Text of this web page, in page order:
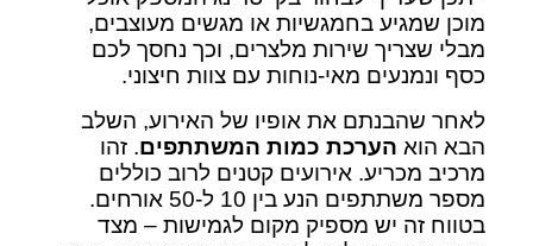
מוכן שמגיע בחמגשיות או מגשים מעוצבים,
מבלי שצריך שירות מלצרים, וכך נחסך לכם
כסף ונמנעים מאי-נוחות עם צוות חיצוני.
לאחר שהבנתם את אופיו של האירוע, השלב
הבא הוא הערכת כמות המשתתפים. זהו
מרכיב מכריע. אירועים קטנים לרוב כוללים
מספר משתתפים הנע בין 10 ל-50 אורחים.
בטווח זה יש מספיק מקום לגמישות – מצד